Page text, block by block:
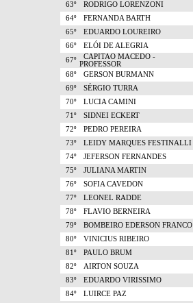
63º
RODRIGO LORENZONI
64º
FERNANDA BARTH
65º
EDUARDO LOUREIRO
66º
ELÓI DE ALEGRIA
67º
CAPITAO MACEDO -
PROFESSOR
68º
GERSON BURMANN
69º
SÉRGIO TURRA
70º
LUCIA CAMINI
71º
SIDNEI ECKERT
72º
PEDRO PEREIRA
73º
LEIDY MARQUES FESTINALLI
74º
JEFERSON FERNANDES
75º
JULIANA MARTIN
76º
SOFIA CAVEDON
77º
LEONEL RADDE
78º
FLAVIO BERNEIRA
79º
BOMBEIRO EDERSON FRANCO
80º
VINICIUS RIBEIRO
81º
PAULO BRUM
82º
AIRTON SOUZA
83º
EDUARDO VIRISSIMO
84º
LUIRCE PAZ